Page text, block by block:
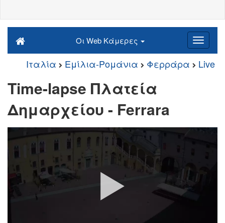
Οι Web Κάμερες
Ιταλία Εμίλια-Ρομάνια Φερράρα Live
Time-lapse Πλατεία
Δημαρχείου - Ferrara